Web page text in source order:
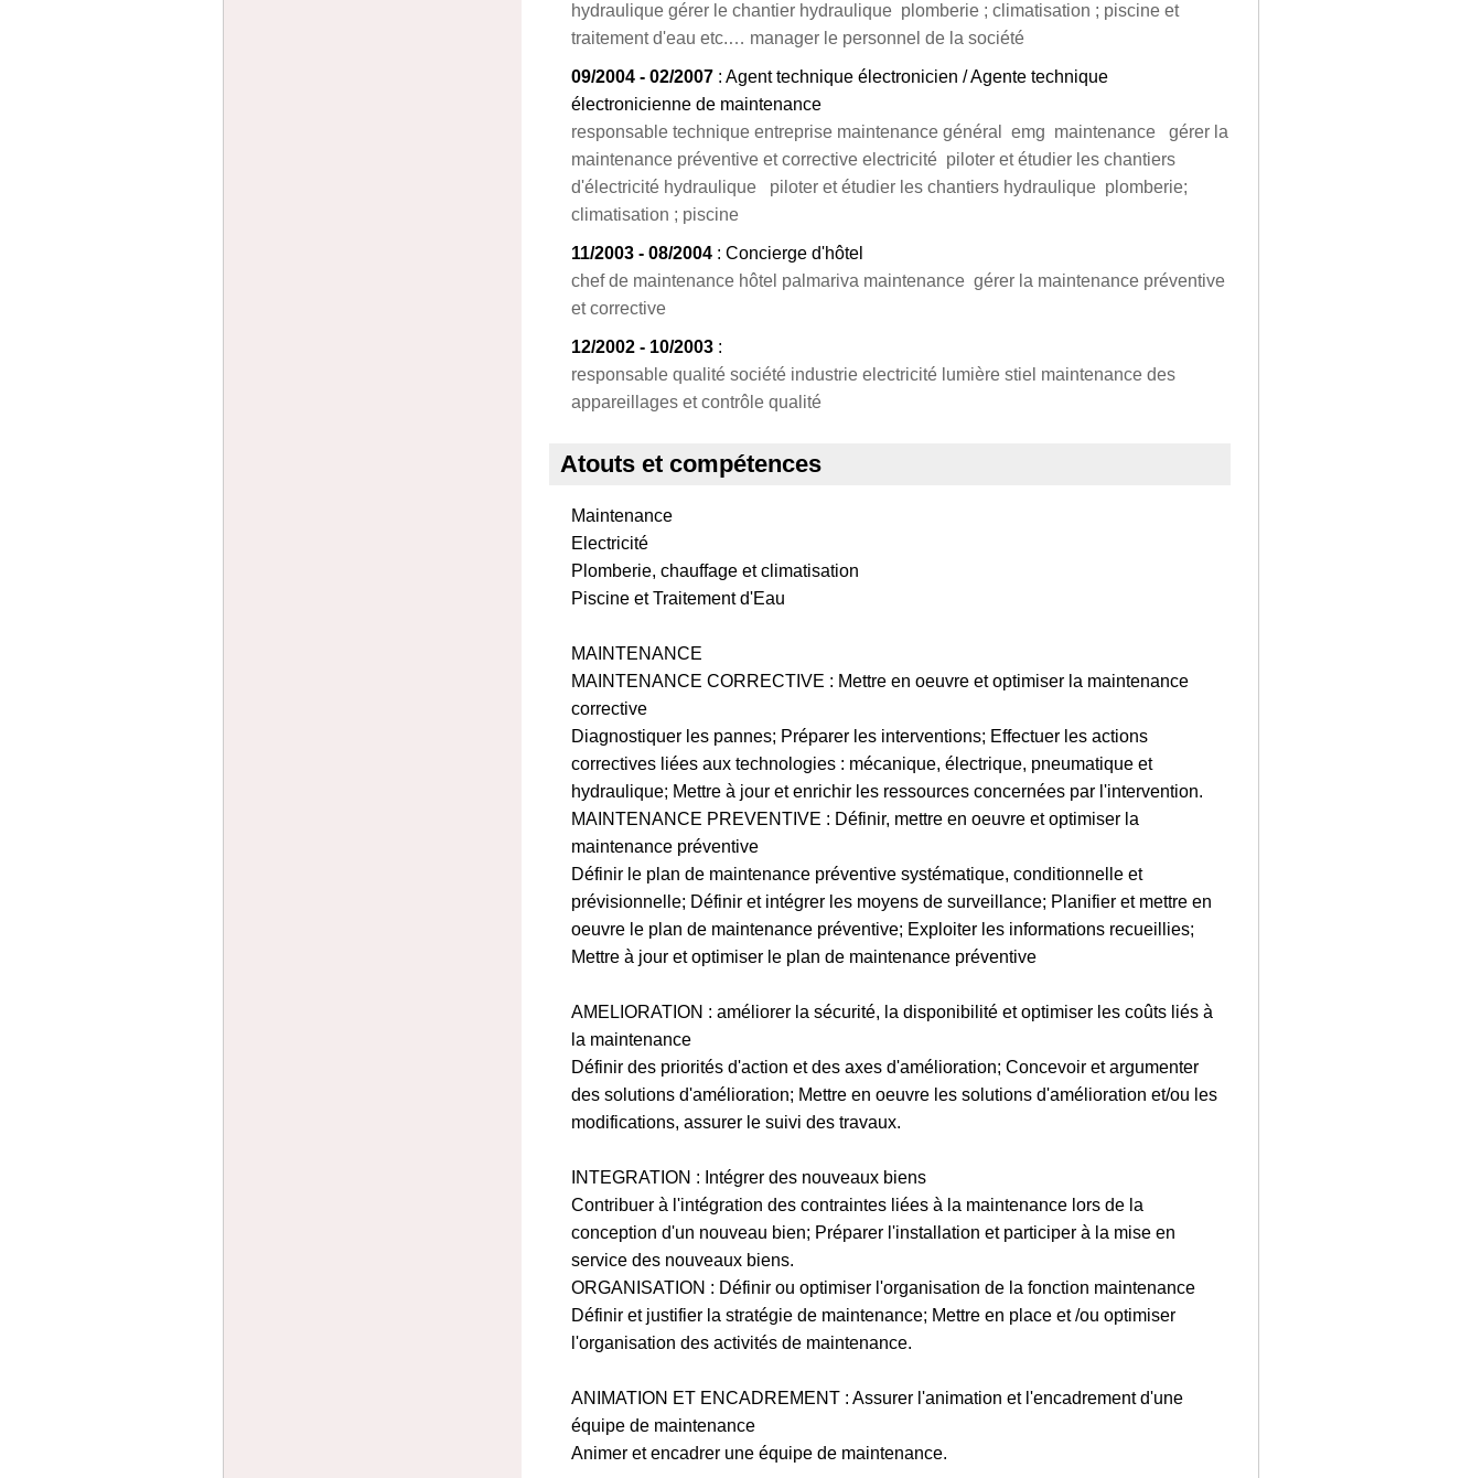
hydraulique gérer le chantier hydraulique plomberie ; climatisation ; piscine et
traitement d'eau etc.… manager le personnel de la société
09/2004 - 02/2007 : Agent technique électronicien / Agente technique
électronicienne de maintenance
responsable technique entreprise maintenance général emg maintenance gérer la
maintenance préventive et corrective electricité piloter et étudier les chantiers
d'électricité hydraulique piloter et étudier les chantiers hydraulique plomberie;
climatisation ; piscine
11/2003 - 08/2004 : Concierge d'hôtel
chef de maintenance hôtel palmariva maintenance gérer la maintenance préventive
et corrective
12/2002 - 10/2003 :
responsable qualité société industrie electricité lumière stiel maintenance des
appareillages et contrôle qualité
Atouts et compétences
Maintenance
Electricité
Plomberie, chauffage et climatisation
Piscine et Traitement d'Eau
MAINTENANCE
MAINTENANCE CORRECTIVE : Mettre en oeuvre et optimiser la maintenance
corrective
Diagnostiquer les pannes; Préparer les interventions; Effectuer les actions
correctives liées aux technologies : mécanique, électrique, pneumatique et
hydraulique; Mettre à jour et enrichir les ressources concernées par l'intervention.
MAINTENANCE PREVENTIVE : Définir, mettre en oeuvre et optimiser la
maintenance préventive
Définir le plan de maintenance préventive systématique, conditionnelle et
prévisionnelle; Définir et intégrer les moyens de surveillance; Planifier et mettre en
oeuvre le plan de maintenance préventive; Exploiter les informations recueillies;
Mettre à jour et optimiser le plan de maintenance préventive
AMELIORATION : améliorer la sécurité, la disponibilité et optimiser les coûts liés à
la maintenance
Définir des priorités d'action et des axes d'amélioration; Concevoir et argumenter
des solutions d'amélioration; Mettre en oeuvre les solutions d'amélioration et/ou les
modifications, assurer le suivi des travaux.
INTEGRATION : Intégrer des nouveaux biens
Contribuer à l'intégration des contraintes liées à la maintenance lors de la
conception d'un nouveau bien; Préparer l'installation et participer à la mise en
service des nouveaux biens.
ORGANISATION : Définir ou optimiser l'organisation de la fonction maintenance
Définir et justifier la stratégie de maintenance; Mettre en place et /ou optimiser
l'organisation des activités de maintenance.
ANIMATION ET ENCADREMENT : Assurer l'animation et l'encadrement d'une
équipe de maintenance
Animer et encadrer une équipe de maintenance.